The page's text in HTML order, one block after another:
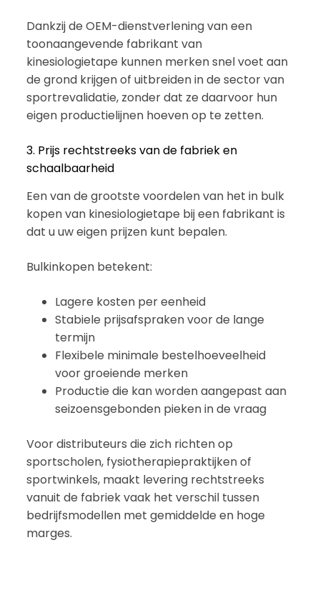
Dankzij de OEM-dienstverlening van een
toonaangevende fabrikant van
kinesiologietape kunnen merken snel voet aan
de grond krijgen of uitbreiden in de sector van
sportrevalidatie, zonder dat ze daarvoor hun
eigen productielijnen hoeven op te zetten.
3. Prijs rechtstreeks van de fabriek en
schaalbaarheid
Een van de grootste voordelen van het in bulk
kopen van kinesiologietape bij een fabrikant is
dat u uw eigen prijzen kunt bepalen.
Bulkinkopen betekent:
Lagere kosten per eenheid
Stabiele prijsafspraken voor de lange
termijn
Flexibele minimale bestelhoeveelheid
voor groeiende merken
Productie die kan worden aangepast aan
seizoensgebonden pieken in de vraag
Voor distributeurs die zich richten op
sportscholen, fysiotherapiepraktijken of
sportwinkels, maakt levering rechtstreeks
vanuit de fabriek vaak het verschil tussen
bedrijfsmodellen met gemiddelde en hoge
marges.